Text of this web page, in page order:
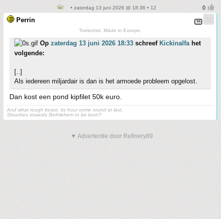
• zaterdag 13 juni 2026 @ 18:36 • 12
Perrin
Toekomst. Made in Europe.
Op zaterdag 13 juni 2026 18:33 schreef Kickinalfahet
volgende:
[..]
Als iedereen miljardair is dan is het armoede probleem opgelost.
Dan kost een pond kipfilet 50k euro.
And what rough beast, its hour come round at last,
Slouches towards Bethlehem to be born?
▼ Advertentie door Refinery89